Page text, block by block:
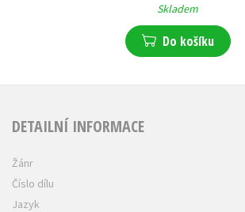
Skladem
Do košíku
DETAILNÍ INFORMACE
Žánr
Číslo dílu
Jazyk